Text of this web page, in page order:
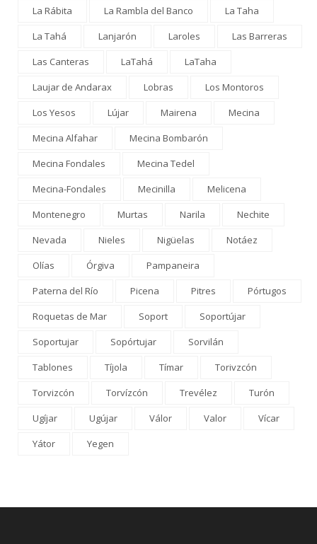
La Rábita
La Rambla del Banco
La Taha
La Tahá
Lanjarón Laroles
Las Barreras
Las Canteras
LaTahá
LaTaha
Laujar de Andarax
Lobras
Los Montoros
Los Yesos
Lújar Mairena
Mecina
Mecina Alfahar
Mecina Bombarón
Mecina Fondales
Mecina Tedel
Mecina-Fondales
Mecinilla
Melicena
Montenegro
Murtas Narila
Nechite
Nevada
Nieles Nigüelas
Notáez
Olías
Órgiva
Pampaneira
Paterna del Río
Picena Pitres
Pórtugos
Roquetas de Mar
Soport
Soportújar
Soportujar
Sopórtujar
Sorvilán
Tablones
Tíjola Tímar
Torivzcón
Torvizcón
Torvízcón Trevélez
Turón
Ugíjar
Ugújar Válor Valor
Vícar
Yátor
Yegen